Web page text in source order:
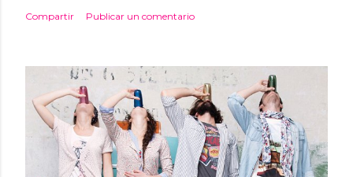
Compartir Publicar un comentario